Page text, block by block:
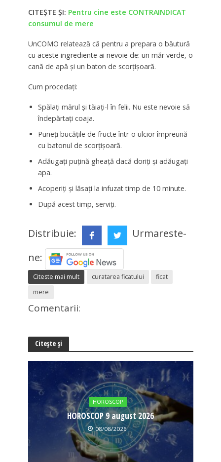
CITEȘTE ȘI: Pentru cine este CONTRAINDICAT
consumul de mere
UnCOMO relatează că pentru a prepara o băutură
cu aceste ingrediente ai nevoie de: un măr verde, o
cană de apă și un baton de scorțișoară.
Cum procedați:
Spălați mărul și tăiați-l în felii. Nu este nevoie să
îndepărtați coaja.
Puneți bucățile de fructe într-o ulcior împreună
cu batonul de scorțișoară.
Adăugați puțină gheață dacă doriți și adăugați
apa.
Acoperiți și lăsați la infuzat timp de 10 minute.
După acest timp, serviți.
Distribuie:
Urmareste-
ne:
Citeste mai mult curatarea ficatului
ficat
mere
Comentarii:
Citește și
HOROSCOP
HOROSCOP 9 august 2026
08/08/2026